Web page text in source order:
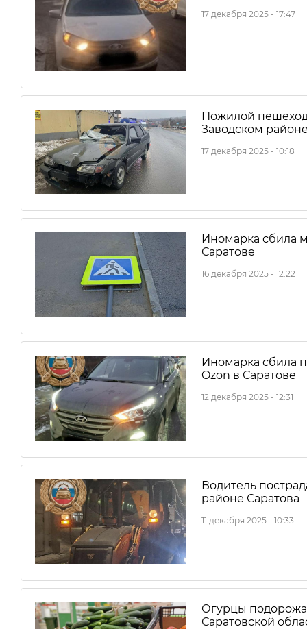
17 декабря 2025 - 17:47
Пожилой
Заводском
17 декабря 2025 - 10:18
Иномарка сбила
Саратове
16 декабря 2025 - 12:22
Иномарка сбила
Ozon в Саратове
12 декабря 2025 - 12:31
Водитель
районе Саратова
11 декабря 2025 - 10:33
Огурцы
Саратовской